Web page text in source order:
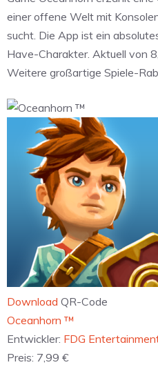
einer offene Welt mit
sucht. Die App ist ein
Have-Charakter. Aktuell von
Weitere großartige Spiele-
Download QR-Code
‎Oceanhorn ™
Entwickler: FDG
Preis: 7,99 €